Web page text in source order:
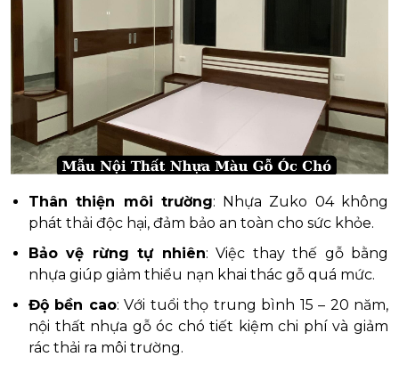
Thân thiện môi trường: Nhựa Zuko 04 không
phát thải độc hại, đảm bảo an toàn cho sức khỏe.
Bảo vệ rừng tự nhiên: Việc thay thế gỗ bằng
nhựa giúp giảm thiểu nạn khai thác gỗ quá mức.
Độ bền cao: Với tuổi thọ trung bình 15 – 20 năm,
nội thất nhựa gỗ óc chó tiết kiệm chi phí và giảm
rác thải ra môi trường.